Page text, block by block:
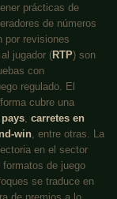
prácticas de
de números
por revisiones
jugador (RTP) son
con
regulado. El
cubre una
carretes en
win , entre otras. La
en el sector
de juego
se traduce en